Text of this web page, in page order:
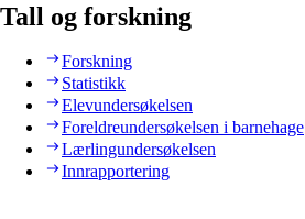
Tall og forskning
Forskning
Statistikk
Elevundersøkelsen
Foreldreundersøkelsen i barnehage
Lærlingundersøkelsen
Innrapportering